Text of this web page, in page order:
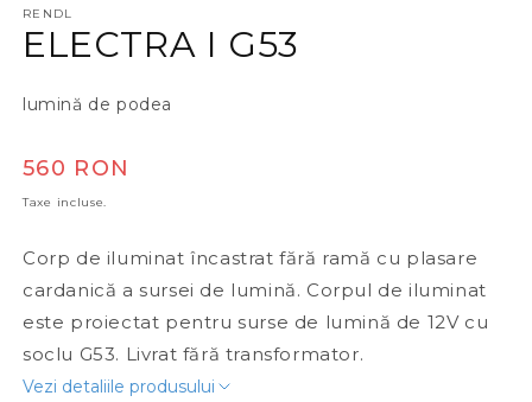
RENDL
ELECTRA I G53
lumină de podea
Preț obișnuit
560 RON
Taxe incluse.
Corp de iluminat încastrat fără ramă cu plasare
cardanică a sursei de lumină. Corpul de iluminat
este proiectat pentru surse de lumină de 12V cu
soclu G53. Livrat fără transformator.
Vezi detaliile produsului